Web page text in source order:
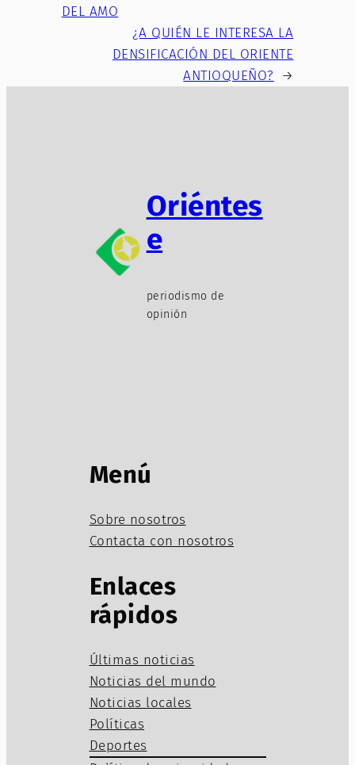
DEL AMO
¿A QUIÉN LE INTERESA LA
DENSIFICACIÓN DEL ORIENTE
ANTIOQUEÑO?
→
Oriéntes
e
periodismo de
opinión
Menú
Sobre nosotros
Contacta con nosotros
Enlaces
rápidos
Últimas noticias
Noticias del mundo
Noticias locales
Políticas
Deportes